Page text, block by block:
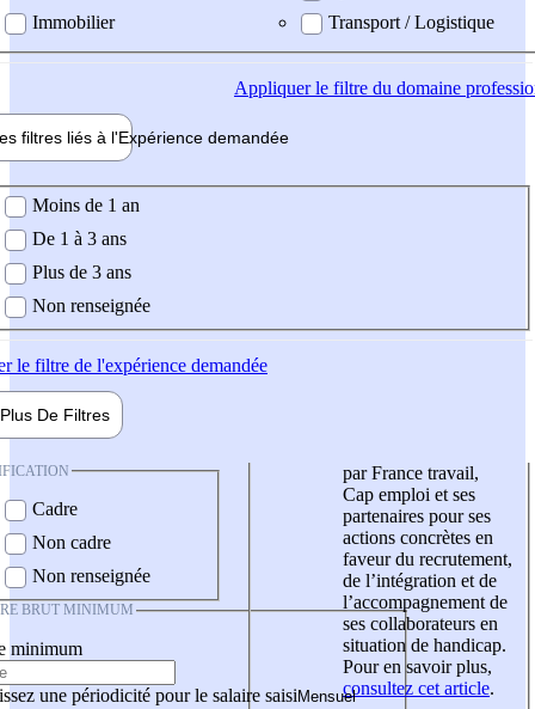
Immobilier
Transport / Logistique
Appliquerle filtre du domaine
filtres liés à l'Expérience demandée
demandée
Moins de 1 an
De 1 à 3 ans
Plus de 3 ans
Non renseignée
le filtre de l'expérience demandée
Plus De Filtres
Cadre
Non cadre
Non renseignée
BRUT MINIMUM
minimum
une périodicité pour le salaire saisi
par France travail,
Cap emploi et ses
partenaires pour ses
actions concrètes en
faveur du recrutement,
de l’intégration et de
l’accompagnement de
ses collaborateurs en
situation de handicap.
Pour en savoir plus,
consultez cet article.